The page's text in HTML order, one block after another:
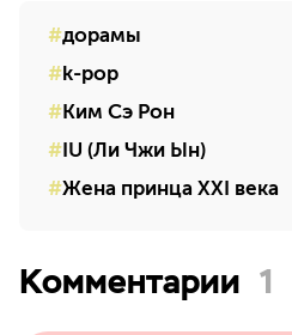
дорамы
k-pop
Ким Сэ Рон
IU (Ли Чжи Ын)
Жена принца XXI века
Комментарии 1